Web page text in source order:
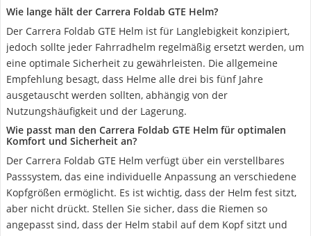
Wie lange hält der Carrera Foldab GTE Helm?
Der Carrera Foldab GTE Helm ist für Langlebigkeit konzipiert,
jedoch sollte jeder Fahrradhelm regelmäßig ersetzt werden, um
eine optimale Sicherheit zu gewährleisten. Die allgemeine
Empfehlung besagt, dass Helme alle drei bis fünf Jahre
ausgetauscht werden sollten, abhängig von der
Nutzungshäufigkeit und der Lagerung.
Wie passt man den Carrera Foldab GTE Helm für optimalen
Komfort und Sicherheit an?
Der Carrera Foldab GTE Helm verfügt über ein verstellbares
Passsystem, das eine individuelle Anpassung an verschiedene
Kopfgrößen ermöglicht. Es ist wichtig, dass der Helm fest sitzt,
aber nicht drückt. Stellen Sie sicher, dass die Riemen so
angepasst sind, dass der Helm stabil auf dem Kopf sitzt und